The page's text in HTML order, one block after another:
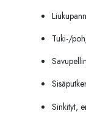
Tuki-/
Sinkityt,